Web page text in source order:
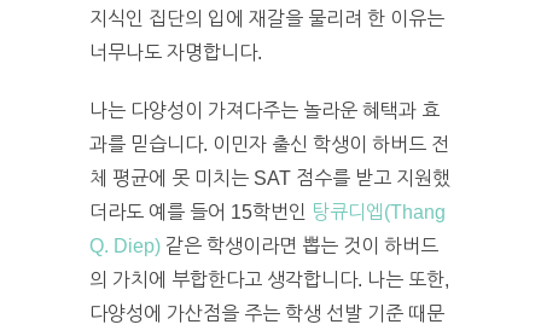
지식인 집단의 입에 재갈을 물리려 한 이유는
너무나도 자명합니다.
나는 다양성이 가져다주는 놀라운 혜택과 효
과를 믿습니다. 이민자 출신 학생이 하버드 전
체 평균에 못 미치는 SAT 점수를 받고 지원했
더라도 예를 들어 15학번인 탕큐디엡(Thang
Q. Diep) 같은 학생이라면 뽑는 것이 하버드
의 가치에 부합한다고 생각합니다. 나는 또한,
다양성에 가산점을 주는 학생 선발 기준 때문